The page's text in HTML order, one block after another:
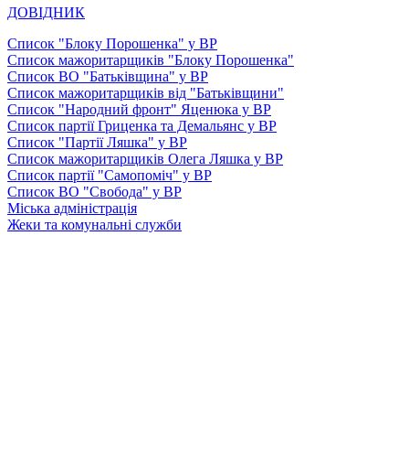
ДОВІДНИК
Список "Блоку Порошенка" у ВР
Список мажоритарщиків "Блоку Порошенка"
Список ВО "Батьківщина" у ВР
Список мажоритарщиків від "Батьківщини"
Список "Народний фронт" Яценюка у ВР
Список партії Гриценка та Демальянс у ВР
Список "Партії Ляшка" у ВР
Список мажоритарщиків Олега Ляшка у ВР
Список партії "Самопоміч" у ВР
Список ВО "Свобода" у ВР
Міська адміністрація
Жеки та комунальні служби